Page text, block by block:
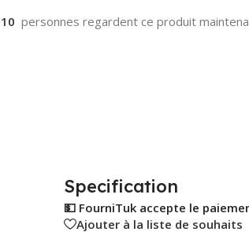
10 personnes regardent ce produit
Specification
💵 FourniTuk accepte le
Ajouter à la liste de souhaits